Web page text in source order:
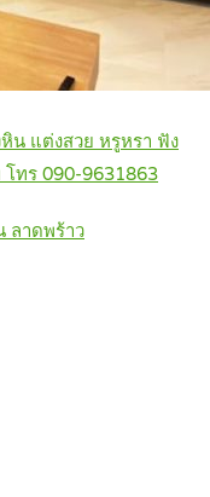
น แต่งสวย หรูหรา ฟัง
ทร 090-9631863
ลาดพร้าว